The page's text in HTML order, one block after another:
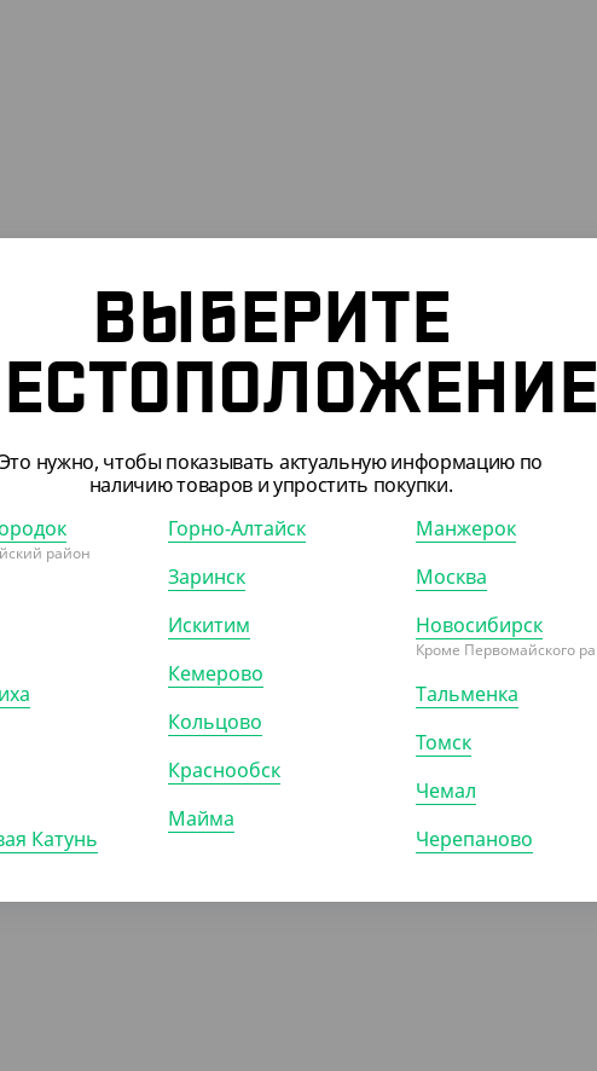
₽
"Грааль" 100 мл.,
КОР (360)
АРТ. 13301
Рюмка Кристалл, 50 мл
ВЫБЕРИТЕ
Это нужно, чтобы показывать актуальную информацию по
наличию товаров и упростить покупки.
район
Катунь
Горно-Алтайск
Заринск
Искитим
Кемерово
Кольцово
Краснообск
Майма
Манжерок
Москва
Новосибирск
Кроме Первомайского
Тальменка
Томск
Чемал
Черепаново